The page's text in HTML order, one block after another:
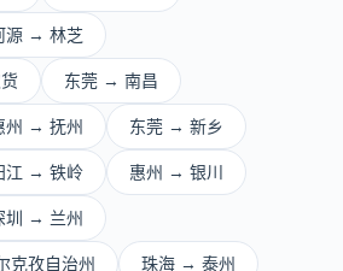
源 → 林芝
东莞 → 南昌
州 → 抚州 东莞 → 新乡
江 → 铁岭 惠州 → 银川
圳 → 兰州
克孜自治州 珠海 → 泰州